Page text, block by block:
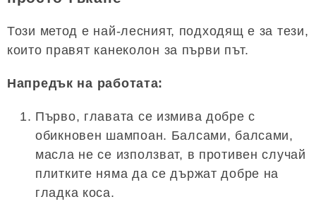
Този метод е най-лесният, подходящ е за тези,
които правят канеколон за първи път.
Напредък на работата:
Първо, главата се измива добре с
обикновен шампоан. Балсами, балсами,
масла не се използват, в противен случай
плитките няма да се държат добре на
гладка коса.